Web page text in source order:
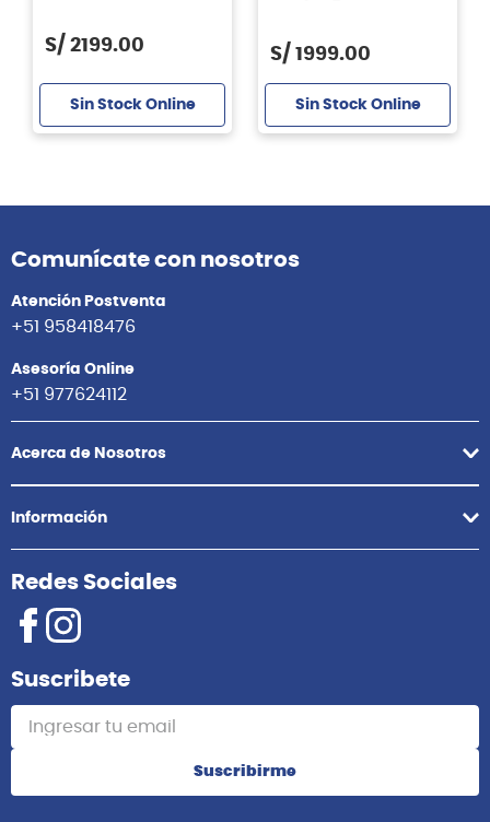
S/ 2199.00
Sin Stock Online
S/ 1999.00
Sin Stock Online
Comunícate con nosotros
Atención Postventa
+51 958418476
Asesoría Online
+51 977624112
Acerca de Nosotros
Información
Redes Sociales
Suscribete
Suscribirme